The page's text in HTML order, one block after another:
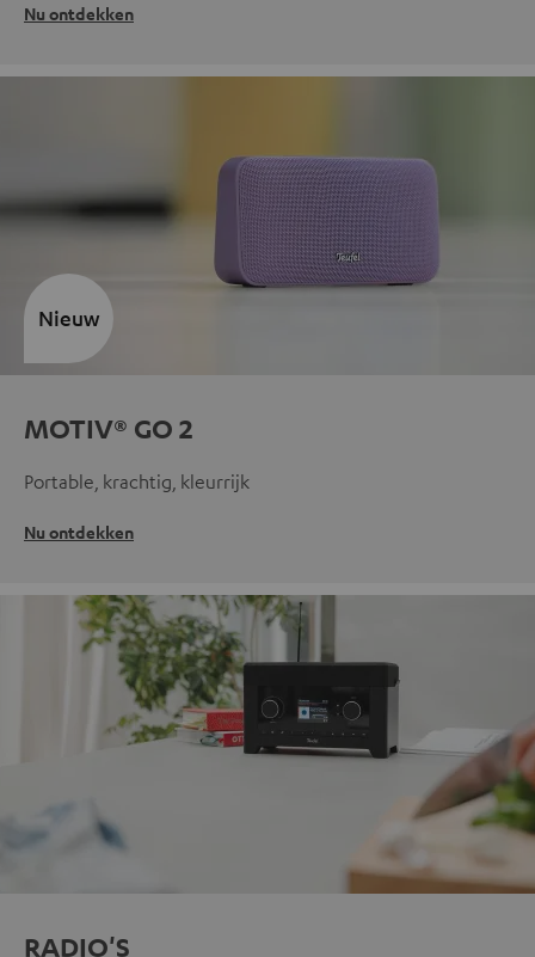
Nu ontdekken
MOTIV® GO 2
Portable, krachtig, kleurrijk
Nu ontdekken
Nieuw
RADIO'S